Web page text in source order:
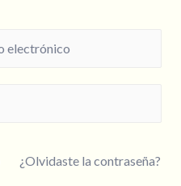
¿Olvidaste la contraseña?